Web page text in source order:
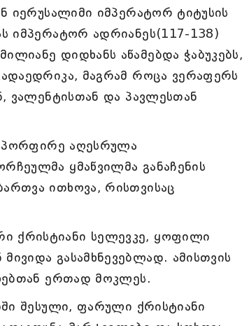
იერუსალიმი იმპერატორ ტიტუსის
იმპერატორ ადრიანეს(117-138)
დიდხანს აწამებდა ჭაბუკებს,
მაგრამ როცა ვერაფერს
ვალენტისთან და პავლესთან
პორფირე აღესრულა
ყმაწვილმა განაჩენის
ითხოვა, რისთვისაც
ქრისტიანი სელევკე, ყოფილი
გასამხნევებლად. ამისთვის
ერთად მოკლეს.
შესული, ფარული ქრისტიანი